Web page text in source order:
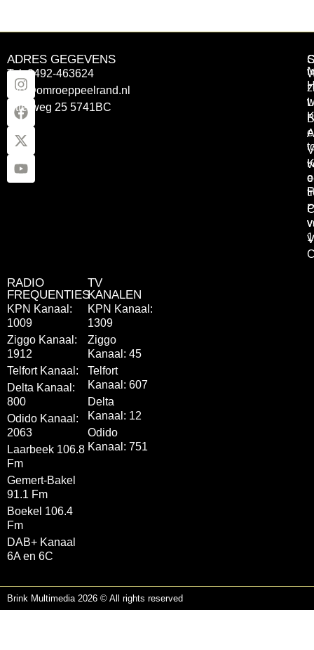
ADRES GEGEVENS
Tel: 0492-463624
info@omroeppeelrand.nl
Otterweg 25 5741BC
RADIO
FREQUENTIES
KPN Kanaal:
1009
Ziggo Kanaal:
1912
Telfort Kanaal:
Delta Kanaal:
800
Odido Kanaal:
2063
Laarbeek 106.8
Fm
Gemert-Bakel
91.1 Fm
Boekel 106.4
Fm
DAB+ Kanaal
6A en 6C
TV
KANALEN
KPN Kanaal:
1309
Ziggo
Kanaal: 45
Telfort
Kanaal: 607
Delta
Kanaal: 12
Odido
Kanaal: 751
Brink Multimedia 2026 © All rights reserved